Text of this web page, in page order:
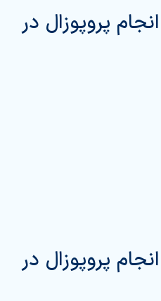
پروپوزال در
پروپوزال در